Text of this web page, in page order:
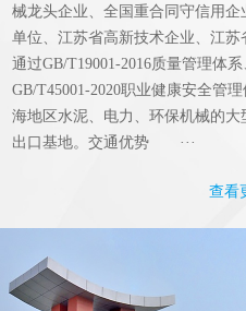
械龙头企业、全国重合同守信用
单位、江苏省高新技术企业、江
通过GB/T19001-2016质量管理体
GB/T45001-2020职业健康安全管
海地区水泥、电力、环保机械的
出口基地。交通优势 ···
查看